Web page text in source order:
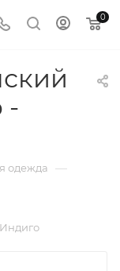
0
-
одежда —